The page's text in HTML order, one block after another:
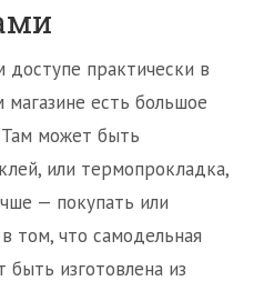
практически в
есть большое
Там может быть
или термопрокладка,
— покупать или
том, что самодельная
изготовлена из